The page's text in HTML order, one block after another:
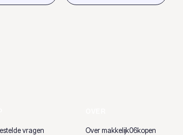
vragen
Over makkelijk06kopen